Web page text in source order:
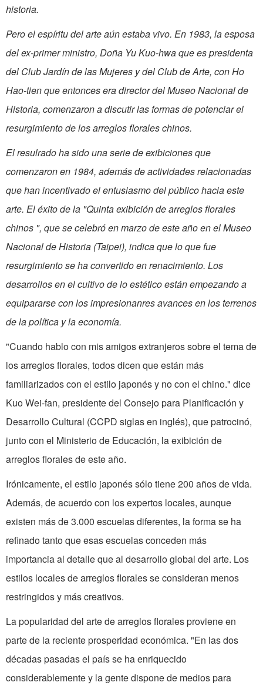
historia.
Pero el espíritu del arte aún estaba vivo. En 1983, la esposa
del ex-primer ministro, Doña Yu Kuo-hwa que es presidenta
del Club Jardín de las Mujeres y del Club de Arte, con Ho
Hao-tien que entonces era director del Museo Nacional de
Historia, comenzaron a discutir las formas de potenciar el
resurgimiento de los arreglos florales chinos.
El resulrado ha sido una serie de exibiciones que
comenzaron en 1984, además de actividades relacionadas
que han incentivado el entusiasmo del público hacia este
arte. El éxito de la "Quinta exibición de arreglos florales
chinos ", que se celebró en marzo de este año en el Museo
Nacional de Historia (Taipei), indica que lo que fue
resurgimiento se ha convertido en renacimiento. Los
desarrollos en el cultivo de lo estético están empezando a
equipararse con los impresionanres avances en los terrenos
de la política y la economía.
"Cuando hablo con mis amigos extranjeros sobre el tema de
los arreglos florales, todos dicen que están más
familiarizados con el estilo japonés y no con el chino." dice
Kuo Wei-fan, presidente del Consejo para Planificación y
Desarrollo Cultural (CCPD siglas en inglés), que patrocinó,
junto con el Ministerio de Educación, la exibición de
arreglos florales de este año.
Irónicamente, el estilo japonés sólo tiene 200 años de vida.
Además, de acuerdo con los expertos locales, aunque
existen más de 3.000 escuelas diferentes, la forma se ha
refinado tanto que esas escuelas conceden más
importancia al detalle que al desarrollo global del arte. Los
estilos locales de arreglos florales se consideran menos
restringidos y más creativos.
La popularidad del arte de arreglos florales proviene en
parte de la reciente prosperidad económica. "En las dos
décadas pasadas el país se ha enriquecido
considerablemente y la gente dispone de medios para